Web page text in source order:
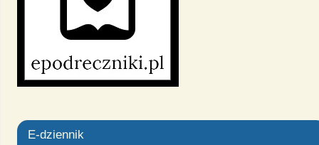
E-dziennik